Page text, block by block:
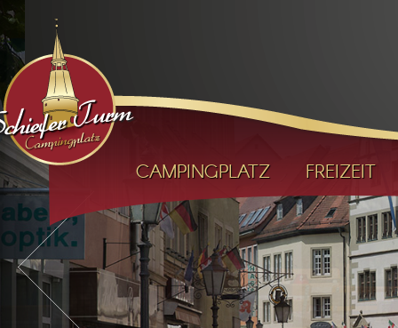
CAMPINGPLATZ FREIZEIT